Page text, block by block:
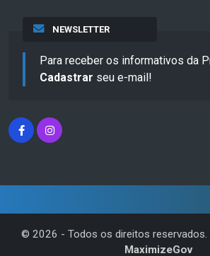
NEWSLETTER
Para receber os informativos da
Cadastrar seu e-mail!
© 2026 - Todos os direitos
MaximizeGov